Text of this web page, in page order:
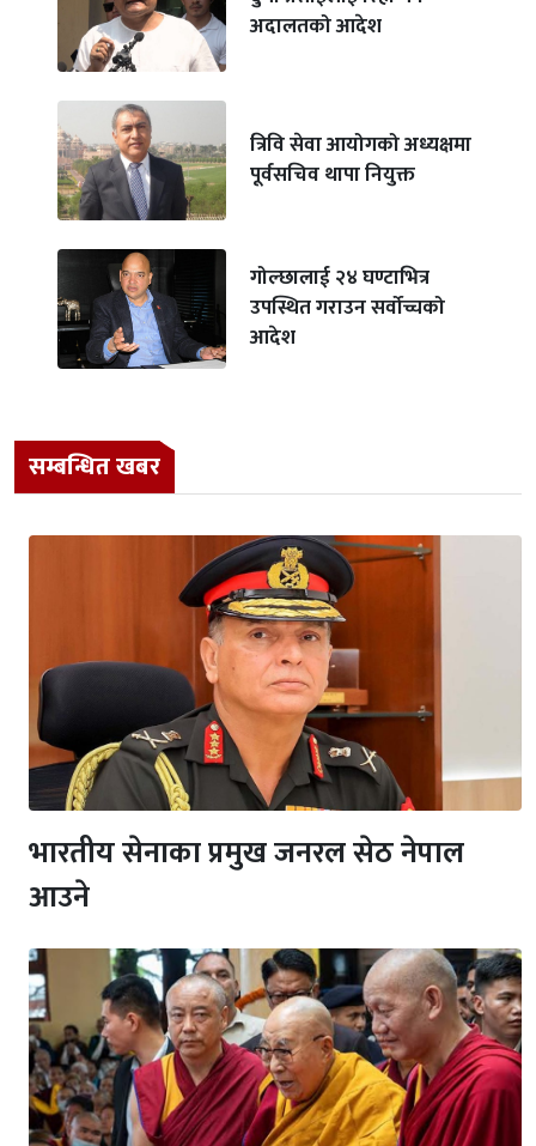
अदालतको आदेश
त्रिवि सेवा आयोगको अध्यक्षमा
पूर्वसचिव थापा नियुक्त
गोल्छालाई २४ घण्टाभित्र
उपस्थित गराउन सर्वोच्चको
आदेश
सम्बन्धित खबर
भारतीय सेनाका प्रमुख जनरल सेठ नेपाल
आउने